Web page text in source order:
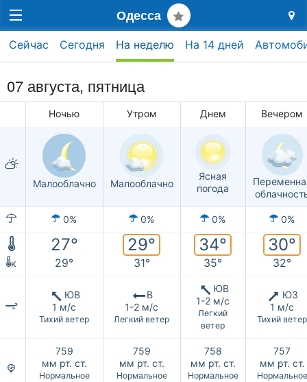
Одесса
Сейчас Сегодня На неделю На 14 дней
07 августа, пятница
Ночью Утром Днем Вечером
Малооблачно Малооблачно
Ясная
погода
0% 0% 0% 0%
27° 29° 34° 30°
к 29° 31° 35° 32°
ЮВ
1 м/с
Тихий ветер
В
1-2 м/с
Легкий ветер
ЮВ
1-2 м/с
Легкий
ветер
ЮЗ
1 м/с
Тихий ветер
759
мм рт. ст.
Нормальное
759
мм рт. ст.
Нормальное
758
мм рт. ст.
Нормальное
757
мм рт. ст.
Нормальное